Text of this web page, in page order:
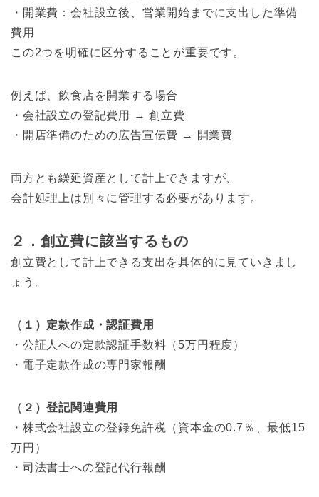
・開業費：会社設立後、営業開始までに支出した準備
費用
この2つを明確に区分することが重要です。
例えば、飲食店を開業する場合
・会社設立の登記費用 → 創立費
・開店準備のための広告宣伝費 → 開業費
両方とも繰延資産として計上できますが、
会計処理上は別々に管理する必要があります。
２．創立費に該当するもの
創立費として計上できる支出を具体的に見ていきまし
ょう。
（１）定款作成・認証費用
・公証人への定款認証手数料（5万円程度）
・電子定款作成の専門家報酬
（２）登記関連費用
・株式会社設立の登録免許税（資本金の0.7％、最低15
万円）
・司法書士への登記代行報酬